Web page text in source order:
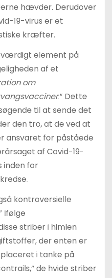
hævder. Derudover
19-virus er et
kræfter.
element på
af et
om
.” Dette
til at sende det
den tro, at de ved at
ansvaret for påståede
af Covid-19-
inden for
kontroversielle
Ifølge
striber i himlen
der enten er
i tanke på
de hvide striber